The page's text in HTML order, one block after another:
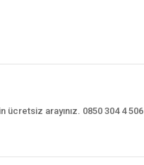
ücretsiz arayınız. 0850 304 4 506